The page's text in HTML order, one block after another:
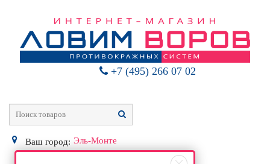
+7 (495) 266 07 02
Ваш город: Эль-Монте